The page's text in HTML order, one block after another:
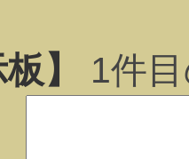
】 1件